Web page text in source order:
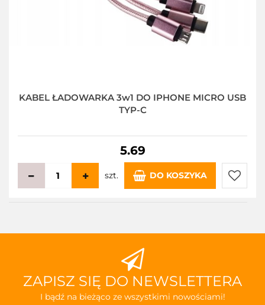
KABEL ŁADOWARKA 3w1 DO IPHONE MICRO USB
TYP-C
5.69
szt. DO KOSZYKA
Do
ZAPISZ SIĘ DO NEWSLETTERA
I bądź na bieżąco ze wszystkimi nowościami!